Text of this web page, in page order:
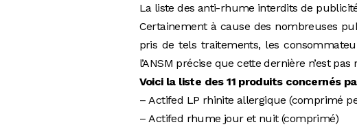
La liste des anti-rhume interdits de
Certainement à cause des nombreuses
pris de tels traitements, les
l’ANSM précise que cette dernière n’est
Voici la liste des 11 produits concernés
– Actifed LP rhinite allergique (comprimé
– Actifed rhume jour et nuit (comprimé)